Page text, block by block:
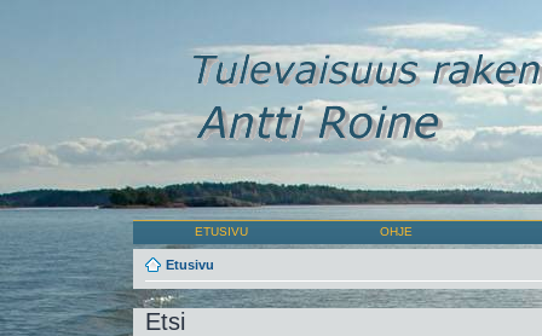
ETUSIVU OHJE
Etusivu
Etsi